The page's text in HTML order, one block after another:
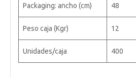
Packaging: ancho (cm) 48
Peso caja (Kgr) 12
Unidades/caja 400